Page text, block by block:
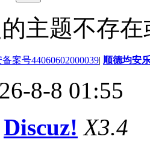
主题不存
备案号44060602000039| 顺德均安
8-8 01:55
Discuz! X3.4